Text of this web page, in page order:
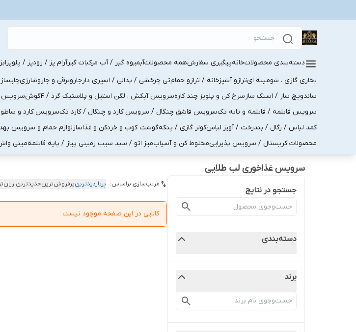
دسته‌بندی محصولاتخانهپیگیری سفارشهمه محصولاتآبمیوه گیر / آب مرکبات گیرآرام پز / زودپز / پلوپز
بخاری گازی . شومینه ایترازو آشپزخانه / ترازو حمامتی چرخشی / پدالی / اسپری دارجاروبرقی و جاروشارژی
ساندویچ ساز / اسنک سازسرخ کن و پلوپز چند کارهسرویس آبکش . لگن استیل و پلاستیک گرد / 4گوش سرویس
سرویس قابلمه / قابلمه و تابه تکسرویس قاشق چنگال / سرویس کارد و چنگال / کارد تکسرویس کارد و
کمد لباس / رگال / بندرخت / آویز لباسکولر گازی / پنکهگوشت کوب و خردکن و غذاسازلوازم حمام و سرویس
محصولات کریستال / سرویس پذیراییمخلوط کن و آسیابمیز اتو / سبد سیب زمینی پیاز / پایه قابلمهمینی
سرویس غذاخوری لب طلایی
جستجو در نتایج
دسته‌بندی
برند
مرتب‌سازی براساس: پربازدیدترینپرفروش‌ترینجدیدترین
کالایی در این صفحه موجود نیست